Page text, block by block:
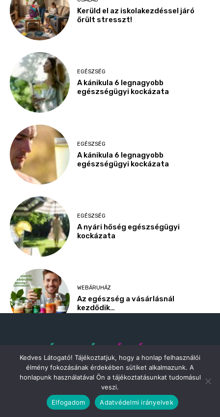
Teljesen mindegy, hogy még csak kacérkodsz az életmódváltással
vagy egy bizonytalan kezdő vagy, akinek rengeteg tanácsra van
Kedves Látogató! Tájékoztatjuk, hogy a honlap felhasználói
élmény fokozásának érdekében sütiket alkalmazunk. A
honlapunk használatával Ön a tájékoztatásunkat tudomásul
veszi.
Elfogadom
Adatvédelmi irányelvek